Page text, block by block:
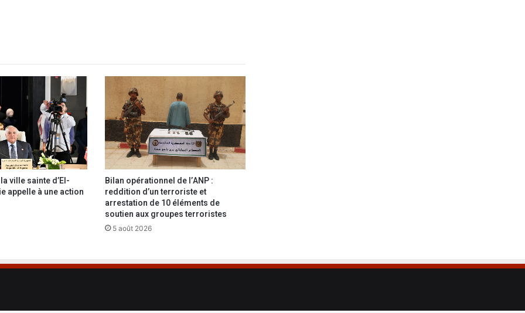
2
7
é
t
o
d
e
ville sainte d’El-
appelle à une action
Bilan opérationnel de l’ANP :
reddition d’un terroriste et
arrestation de 10 éléments de
soutien aux groupes terroristes
5 août 2026